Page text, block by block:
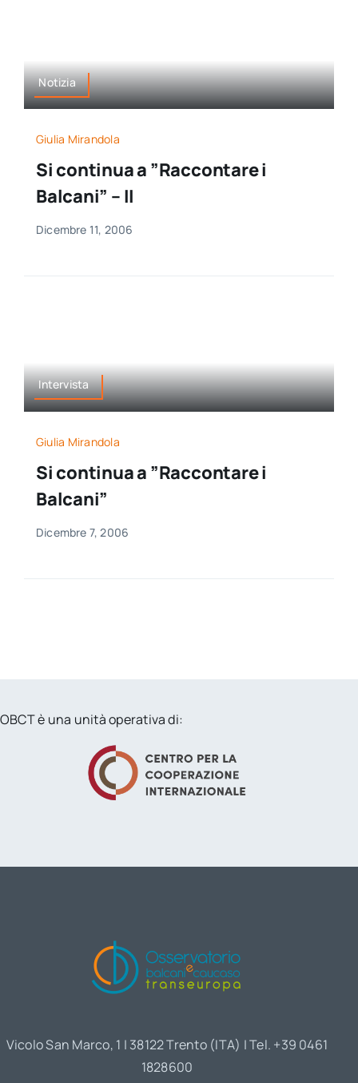
Notizia
Giulia Mirandola
Si continua a ”Raccontare i
Balcani” – II
Dicembre 11, 2006
Intervista
Giulia Mirandola
Si continua a ”Raccontare i
Balcani”
Dicembre 7, 2006
OBCT è una unità operativa di:
Vicolo San Marco, 1 | 38122 Trento (ITA) | Tel. +39 0461
1828600